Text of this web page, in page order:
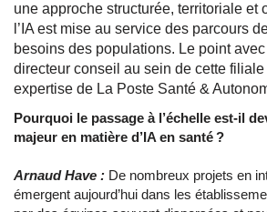
une approche structurée, territoriale et
l’IA est mise au service des parcours
besoins des populations. Le point
directeur conseil au sein de cette
expertise de La Poste Santé &
Pourquoi le passage à l’échelle est-il
majeur en matière d’IA en santé ?
Arnaud Have : De nombreux projets en
émergent aujourd’hui dans les